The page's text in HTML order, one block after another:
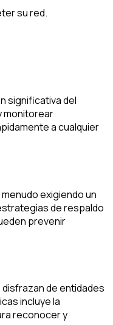
su red.
significativa del
monitorear
a cualquier
exigiendo un
de respaldo
prevenir
de entidades
incluye la
reconocer y